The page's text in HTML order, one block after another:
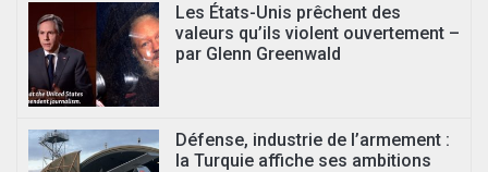
Les États-Unis prêchent des
valeurs qu’ils violent ouvertement –
par Glenn Greenwald
Défense, industrie de l’armement :
la Turquie affiche ses ambitions